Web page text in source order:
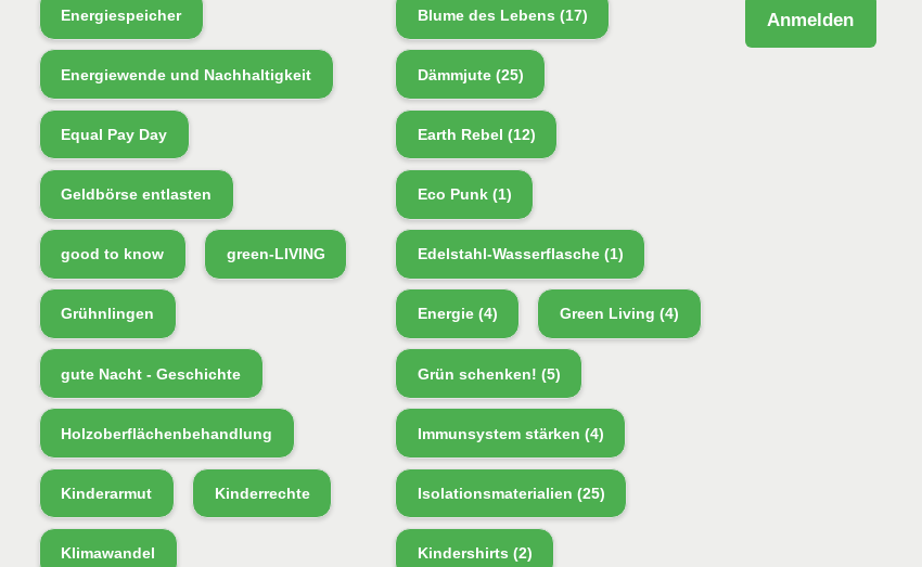
Energiespeicher
Energiewende und Nachhaltigkeit
Equal Pay Day
Geldbörse entlasten
good to know green-LIVING
Grühnlingen
gute Nacht - Geschichte
Holzoberflächenbehandlung
Kinderarmut Kinderrechte
Klimawandel
Blume des Lebens (17)
Dämmjute(25)
Earth Rebel (12)
Eco Punk(1)
Edelstahl-Wasserflasche(1)
Energie(4) Green Living (4)
Grün schenken! (5)
Immunsystem stärken (4)
Isolationsmaterialien (25)
Kindershirts (2)